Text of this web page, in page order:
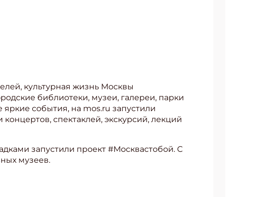
культурная жизнь Москвы
библиотеки, музеи, галереи, парки
события, на mos.ru запустили
спектаклей, экскурсий, лекций
запустили проект #Москвастобой. С
музеев.